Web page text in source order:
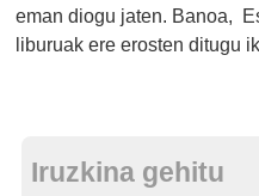
eman diogu jaten. Banoa,
liburuak ere erosten ditugu
Iruzkina gehitu